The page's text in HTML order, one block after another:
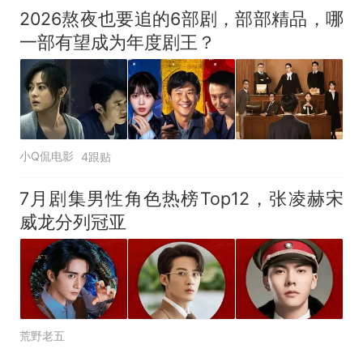
电力部门回应
佛山一中学招聘物理教师，笔
试前13名均遭淘汰？教育局：
已叫停招聘，成立调查组全面
核查
视频丨只要一枚命中就能让航
母瘫痪 轰-6J实力有多强？
“不建议大家买深色蛋糕”上热
搜，网友：天塌了！
2026熬夜也要追的6部剧，部部精品，哪
一部有望成为年度剧王？
小Q侃电影 4跟贴
7月剧集男性角色热榜Top12，张凌赫宋
威龙分列冠亚
荒野老五